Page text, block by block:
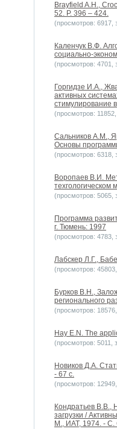
Brayfield A.H.,
52. P. 396 – 424.
(просмотров: 6917,
Каленчук В.Ф.
социально-
(просмотров: 4701,
Горгидзе И.A.,
активных
стимулирование
(просмотров:
Сальников А.М.,
Основы
(просмотров: 6318,
Воропаев В.И.
(просмотров: 5065,
Программа
г. Тюмень: 1997
(просмотров: 4783,
Лабскер Л.Г.,
(просмотров:
Бурков В.Н.,
регионального
(просмотров:
Hay E.N. The
(просмотров: 5011,
Новиков Д.А.
- 67 с.
(просмотров:
Кондратьев В.В.,
загрузки /
М., ИАТ, 1974. - С.